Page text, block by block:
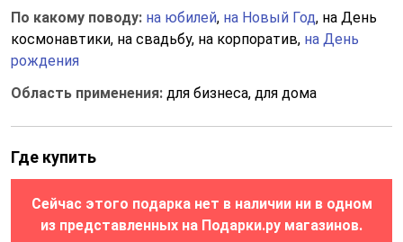
По какому поводу: на юбилей, на Новый Год, на День
космонавтики, на свадьбу, на корпоратив, на День
рождения
Область применения: для бизнеса, для дома
Где купить
Сейчас этого подарка нет в наличии ни в одном
из представленных на Подарки.ру магазинов.